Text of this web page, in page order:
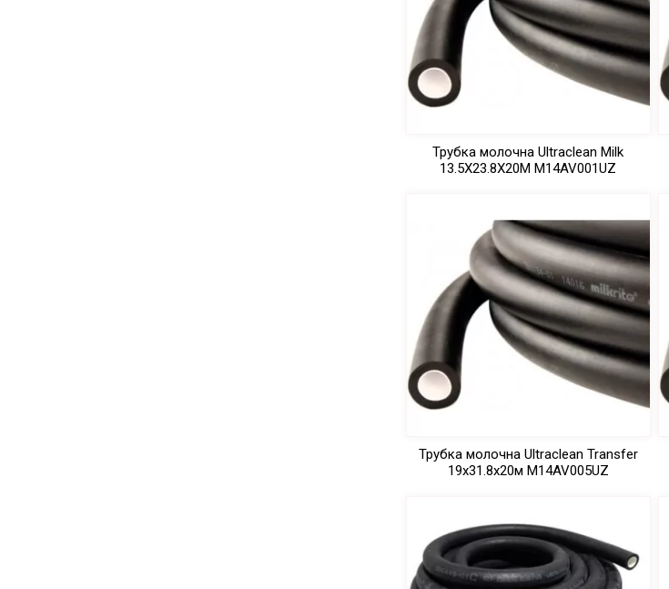
Трубка молочна Ultraclean Milk
13.5Х23.8Х20М M14AV001UZ
Трубка молочна Ultraclean Transfer
19х31.8х20м M14AV005UZ